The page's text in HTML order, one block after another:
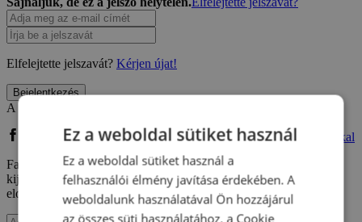
Elfelejtette jelszavát? Kérjen újat!
Bejelentkezés
A közösségi oldalán keresztül is bejelentkezhet:
Bejelentkezés Facebook fiókkal
Bejelentkezés Google fiókkal
Facebook vagy Google fiókkal való regisztrációm kapcsán
kijelentem, hogy elfogadom aFelhasználási feltételeket és
elolvastam azAdatvédelmi szabályzatot..
Ez a weboldal sütiket használ
Ez a weboldal sütiket használ a
felhasználói élmény javítása érdekében. A
weboldalunk használatával Ön hozzájárul
az összes süti használatához, a Cookie